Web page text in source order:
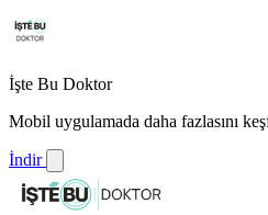
İşte Bu Doktor
Mobil uygulamada daha fazlasını
İndir